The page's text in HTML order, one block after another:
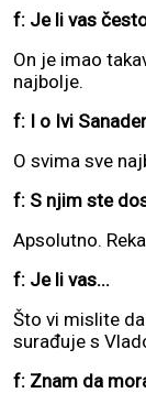
f: Je li vas
On je imao
najbolje.
f: I o Ivi
O svima sve
f: S njim ste
Apsolutno.
f: Je li vas...
Što vi mislite
surađuje s
f: Znam da